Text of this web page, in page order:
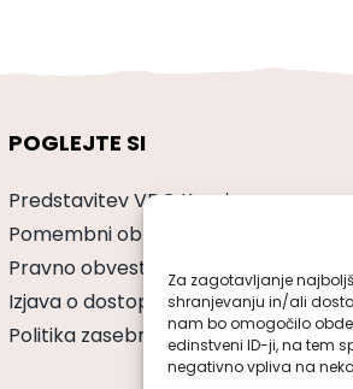
Za zagotavljanje
shranjevanju in/ali
nam bo omogočilo
edinstveni ID-ji, na tem
negativno vpliva na
POGLEJTE SI
Predstavitev VDC Kranj
Pomembni obrazci
Pravno obvestilo
Izjava o dostopnosti
Politika zasebnosti